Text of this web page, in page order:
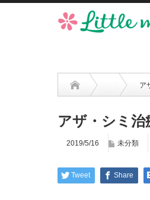
ア
アザ・シミ
2019/5/16 未分類
Tweet Share